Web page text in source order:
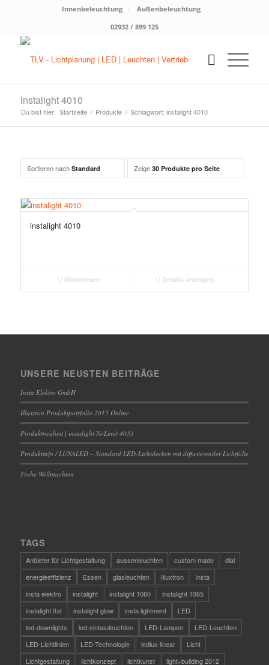
Innenbeleuchtung
Außenbeleuchtung
02932 / 899 125
instalight 4010
Du bist hier: Startseite / Produkte / Schlagwort: instalight 4010
Sortieren nach Standard Zeige 30 Produkte pro Seite
instalight 4010
Weiterlesen Details anzeigen
UNSERE NEUSTEN BEITRÄGE
Insta Elektro GmbH
Illuxtron Produktportfolio 2015 Online
Produktneuheit | instalight NoLimit 4033
Produktinfo / LUNALED – Standard LED-Lichtdecken mit diffusierender Lichtfolie
Frohe Weihnachten
TAGS
Anbieter für Lichtgestaltung aussenleuchten custom made
dial
energieeffizienz
Essen glasleuchten Illuxtron
Insta
insta elektro
instalight instalight 1060
instalight 1065
instalight flat
instalight glow insta lightment
LED
led-downlights
led-einbauleuchten LED-Lampen
LED-Leuchten
LED-Lichtlinien
LED-Technologie ledlux linear
Licht
Lichtgestaltung
lichtkonzept lichtkunst
light+building 2012